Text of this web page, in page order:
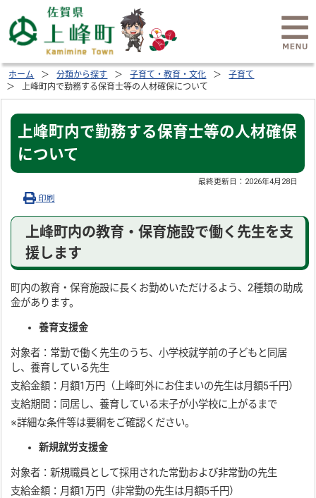
ホーム 分類から探す 子育て・教育・文化
子育て
上峰町内で勤務する保育士等の人材確保について
上峰町内で勤務する保育士等の人材確保
について
最終更新日： 2026年4月28日
印刷
上峰町内の教育・保育施設で働く先生を支
援します
町内の教育・保育施設に長くお勤めいただけるよう、2種類の助成
金があります。
養育支援金
対象者：常勤で働く先生のうち、小学校就学前の子どもと同居
し、養育している先生
支給金額：月額1万円（上峰町外にお住まいの先生は月額5千円）
支給期間：同居し、養育している末子が小学校に上がるまで
※詳細な条件等は要綱をご確認ください。
新規就労支援金
対象者：新規職員として採用された常勤および非常勤の先生
支給金額：月額1万円（非常勤の先生は月額5千円）